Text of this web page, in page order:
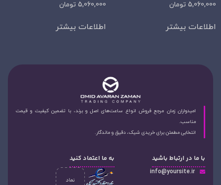
5,060,000 تومان
اطلاعات بیشتر
5,060,000 تومان
اطلاعات بیشتر
امیدواران زمان مرجع فروش انواع ساعت‌های اصل و برند، با تضمین کیفیت و قیمت
مناسب.
انتخابی مطمئن برای خریدی شیک، دقیق و ماندگار.
با ما در ارتباط باشید
info@yoursite.ir
به ما اعتماد کنید